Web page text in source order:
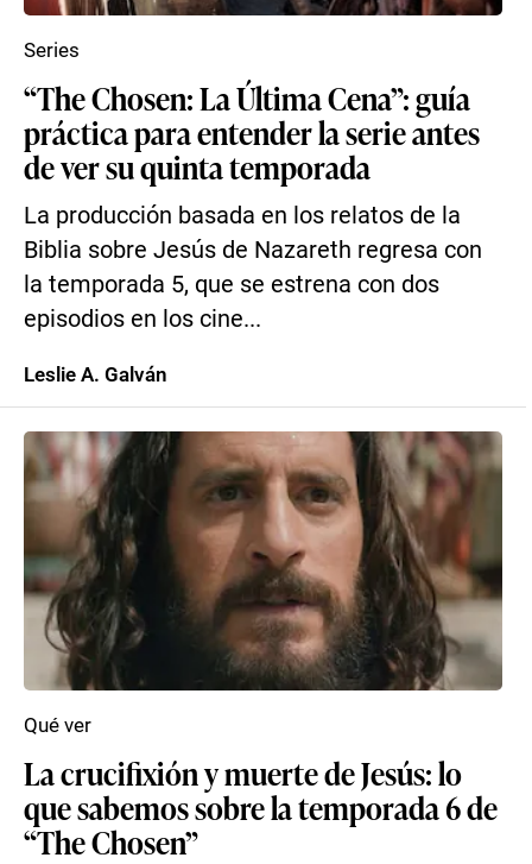
“The Chosen: La Última Cena”: guía
práctica para entender la serie antes
de ver su quinta temporada
La producción basada en los relatos de la
Biblia sobre Jesús de Nazareth regresa con
la temporada 5, que se estrena con dos
episodios en los cine...
Series
Leslie A. Galván
La crucifixión y muerte de Jesús: lo
que sabemos sobre la temporada 6 de
“The Chosen”
Qué ver